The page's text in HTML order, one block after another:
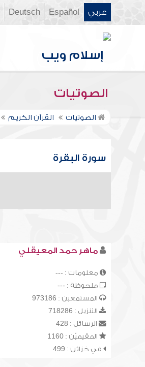
عربي Español
Deutsch
الصوتيات
الصوتيات القرآن الكريم
سورة البقرة
ماهر حمد المعيقلي
معلومات : ---
ملحوظة : ---
المستمعين : 973186
التنزيل : 718286
الرسائل : 428
المقيميّن : 1160
في خزائن : 499